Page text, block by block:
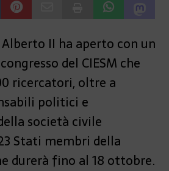
Alberto II ha aperto con un
del CIESM che
ricercatori, oltre a
politici e
società civile
Stati membri della
durerà fino al 18 ottobre.